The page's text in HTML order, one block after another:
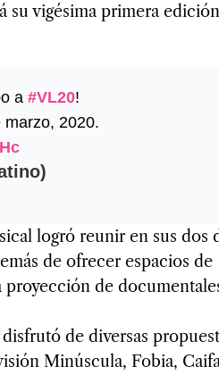
su vigésima primera
a #VL20!
2020.
logró reunir en sus dos
de ofrecer espacios de
de
de diversas
Minúscula, Fobia,